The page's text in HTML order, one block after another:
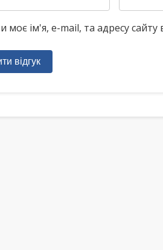
моє ім'я, e-mail, та адресу
відгук